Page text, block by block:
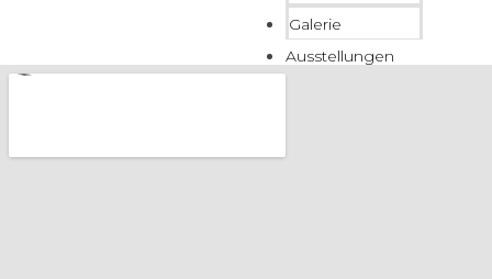
Galerie
Ausstellungen